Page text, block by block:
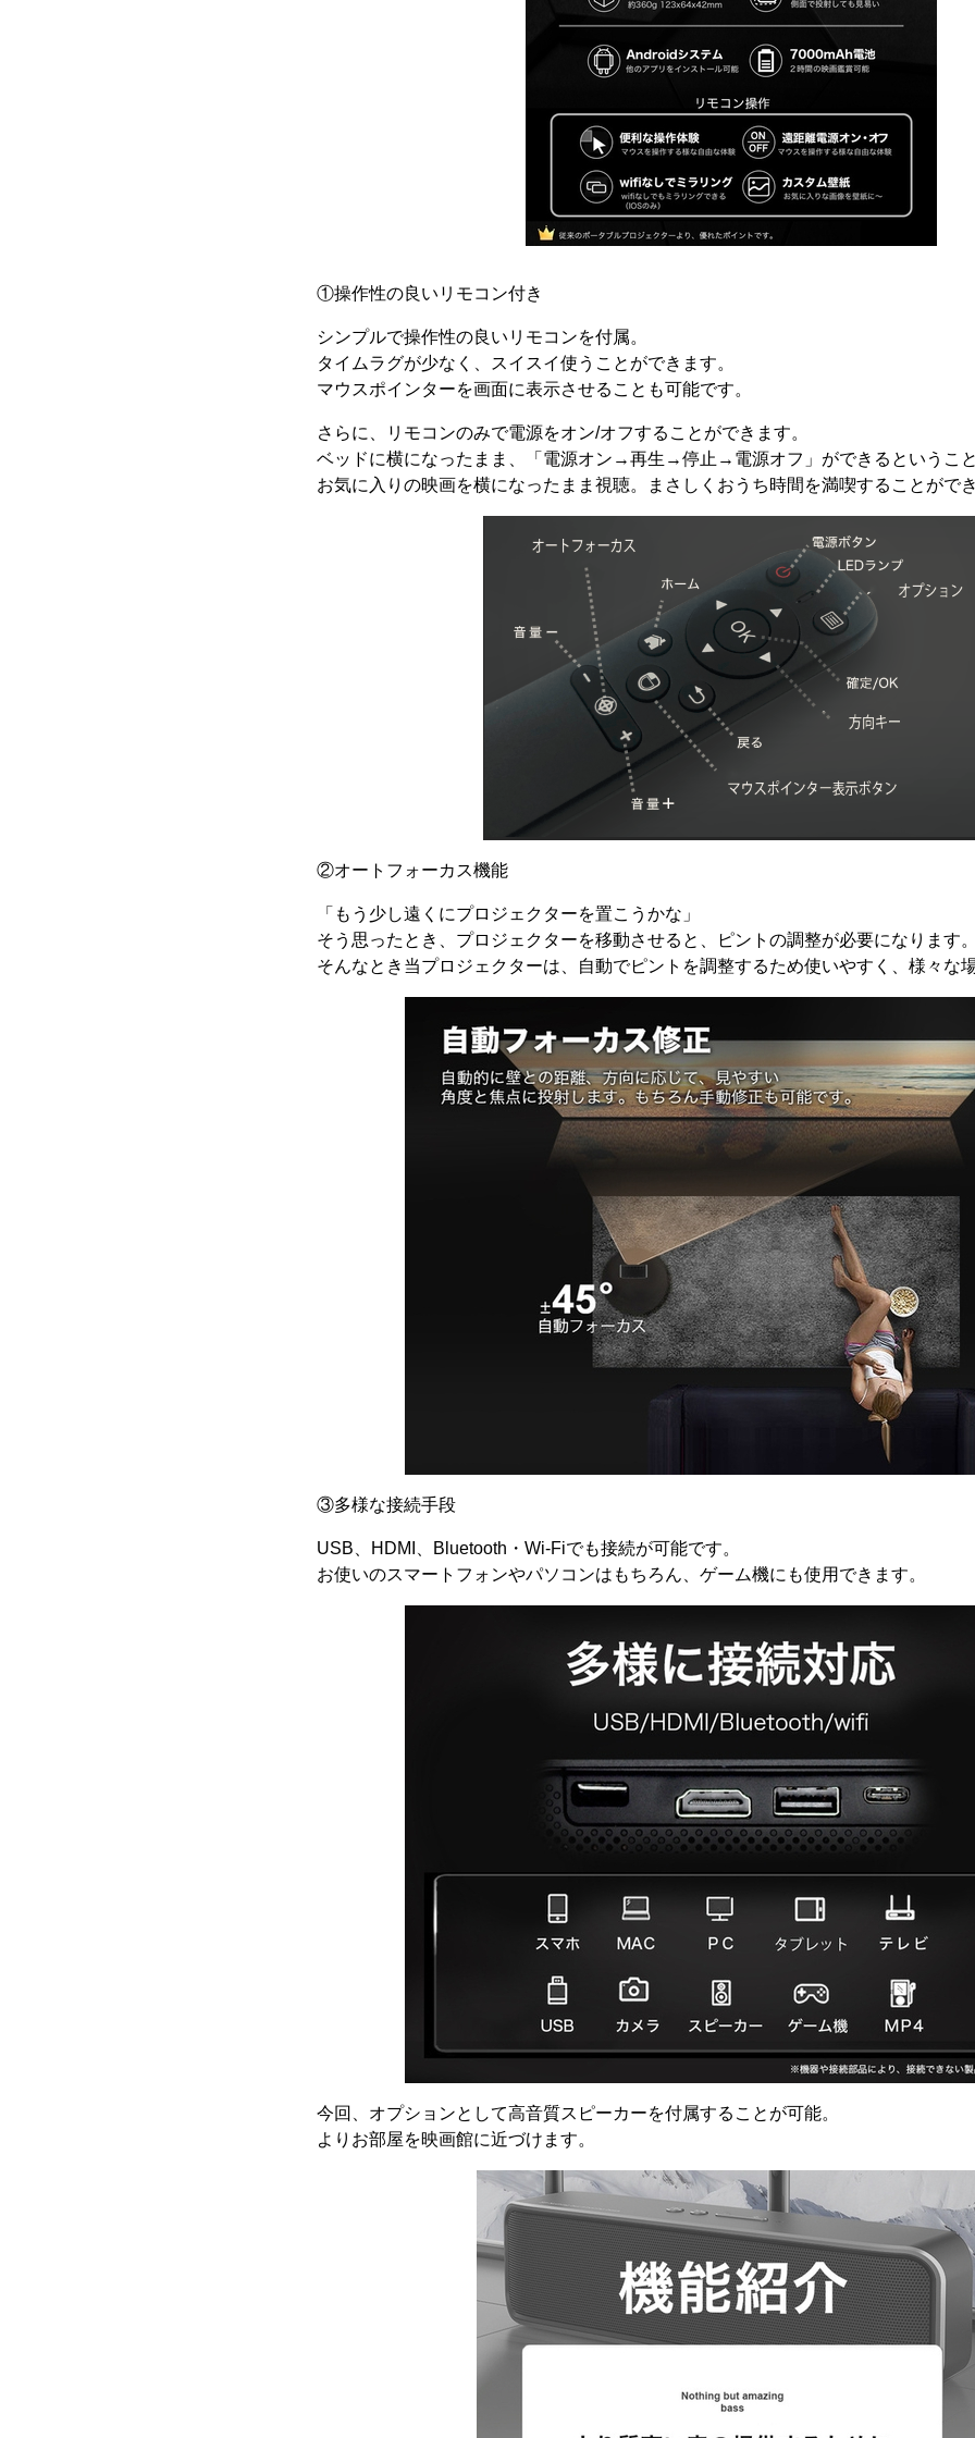
①操作性の良いリモコン付き
シンプルで操作性の良いリモコンを付属。
タイムラグが少なく、スイスイ使うことができます。
マウスポインターを画面に表示させることも可能です。
さらに、リモコンのみで電源をオン/オフすることができます。
ベッドに横になったまま、「電源オン→再生→停止→電源オフ」ができるということ
お気に入りの映画を横になったまま視聴。まさしくおうち時間を満喫することができ
②オートフォーカス機能
「もう少し遠くにプロジェクターを置こうかな」
そう思ったとき、プロジェクターを移動させると、ピントの調整が必要になります。
そんなとき当プロジェクターは、自動でピントを調整するため使いやすく、様々な
③多様な接続手段
USB、HDMI、Bluetooth・Wi-Fiでも接続が可能です。
お使いのスマートフォンやパソコンはもちろん、ゲーム機にも使用できます。
今回、オプションとして高音質スピーカーを付属することが可能。
よりお部屋を映画館に近づけます。